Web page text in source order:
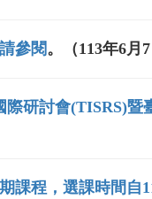
參閱 。（113年6月7
際研討會(TISRS)
課程，選課時間自